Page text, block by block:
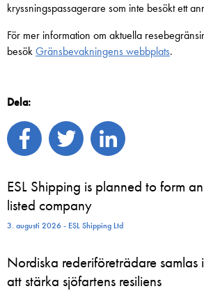
kryssningspassagerare som inte besökt ett
För mer information om aktuella
besökGränsbevakningens webbplats.
Dela:
ESL Shipping is planned to form
listed company
3. augusti 2026 - ESL Shipping Ltd
Nordiska rederiföreträdare samlas
att stärka sjöfartens resiliens